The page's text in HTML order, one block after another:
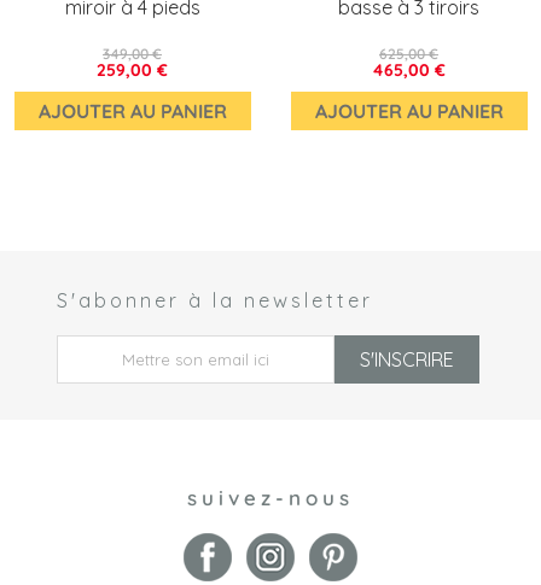
miroir à 4 pieds
259,00 €
349,00 €
AJOUTER AU PANIER
basse à 3 tiroirs
465,00 €
625,00 €
AJOUTER AU PANIER
S'abonner à la newsletter
S'INSCRIRE
suivez-nous